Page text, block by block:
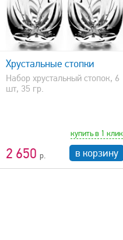
Хрустальные стопки
Набор хрустальный стопок, 6
шт, 35 гр.
2 650
купить в 1 клик
в корзину
быстрый просмотр